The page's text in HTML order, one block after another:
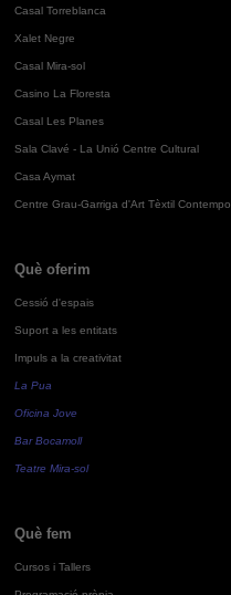
Casal Torreblanca
Xalet Negre
Casal Mira-sol
Casino La Floresta
Casal Les Planes
Sala Clavé - La Unió Centre Cultural
Casa Aymat
Centre Grau-Garriga d'Art Tèxtil
Què oferim
Cessió d'espais
Suport a les entitats
Impuls a la creativitat
La Pua
Oficina Jove
Bar Bocamoll
Teatre Mira-sol
Què fem
Cursos i Tallers